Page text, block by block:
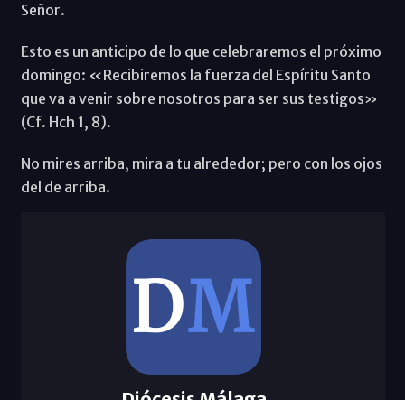
Señor.
Esto es un anticipo de lo que celebraremos el próximo
domingo: «Recibiremos la fuerza del Espíritu Santo
que va a venir sobre nosotros para ser sus testigos»
(Cf. Hch 1, 8).
No mires arriba, mira a tu alrededor; pero con los ojos
del de arriba.